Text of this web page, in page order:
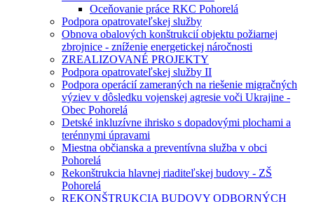
Oceňovanie práce RKC Pohorelá
Podpora opatrovateľskej služby
Obnova obalových konštrukcií objektu požiarnej
zbrojnice - zníženie energetickej náročnosti
ZREALIZOVANÉ PROJEKTY
Podpora opatrovateľskej služby II
Podpora operácií zameraných na riešenie migračných
výziev v dôsledku vojenskej agresie voči Ukrajine -
Obec Pohorelá
Detské inkluzívne ihrisko s dopadovými plochami a
terénnymi úpravami
Miestna občianska a preventívna služba v obci
Pohorelá
Rekonštrukcia hlavnej riaditeľskej budovy - ZŠ
Pohorelá
REKONŠTRUKCIA BUDOVY ODBORNÝCH